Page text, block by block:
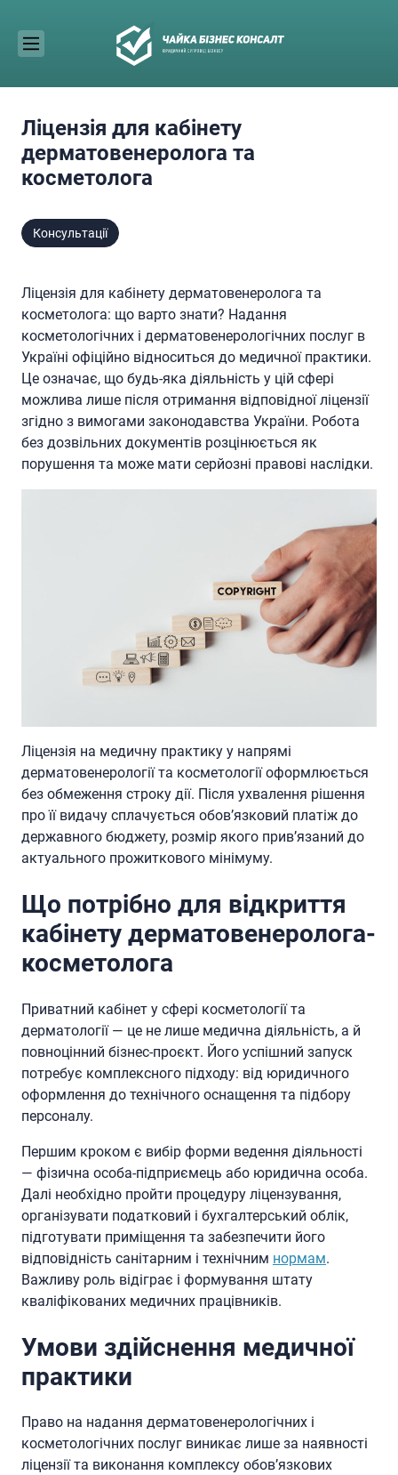
content
Ліцензія для кабінету
дерматовенеролога та
косметолога
Консультації
Ліцензія для кабінету дерматовенеролога та
косметолога: що варто знати? Надання
косметологічних і дерматовенерологічних послуг в
Україні офіційно відноситься до медичної практики.
Це означає, що будь-яка діяльність у цій сфері
можлива лише після отримання відповідної ліцензії
згідно з вимогами законодавства України. Робота
без дозвільних документів розцінюється як
порушення та може мати серйозні правові наслідки.
Ліцензія на медичну практику у напрямі
дерматовенерології та косметології оформлюється
без обмеження строку дії. Після ухвалення рішення
про її видачу сплачується обов’язковий платіж до
державного бюджету, розмір якого прив’язаний до
актуального прожиткового мінімуму.
Що потрібно для відкриття
кабінету дерматовенеролога-
косметолога
Приватний кабінет у сфері косметології та
дерматології — це не лише медична діяльність, а й
повноцінний бізнес-проєкт. Його успішний запуск
потребує комплексного підходу: від юридичного
оформлення до технічного оснащення та підбору
персоналу.
Першим кроком є вибір форми ведення діяльності
— фізична особа-підприємець або юридична особа.
Далі необхідно пройти процедуру ліцензування,
організувати податковий і бухгалтерський облік,
підготувати приміщення та забезпечити його
відповідність санітарним і технічним нормам.
Важливу роль відіграє і формування штату
кваліфікованих медичних працівників.
Умови здійснення медичної
практики
Право на надання дерматовенерологічних і
косметологічних послуг виникає лише за наявності
ліцензії та виконання комплексу обов’язкових